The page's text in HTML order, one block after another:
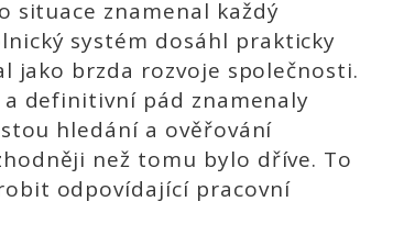
situace znamenal každý
systém dosáhl prakticky
jako brzda rozvoje společnosti.
definitivní pád znamenaly
hle­dání a ověřování
než tomu bylo dříve. To
odpovídající pracovní